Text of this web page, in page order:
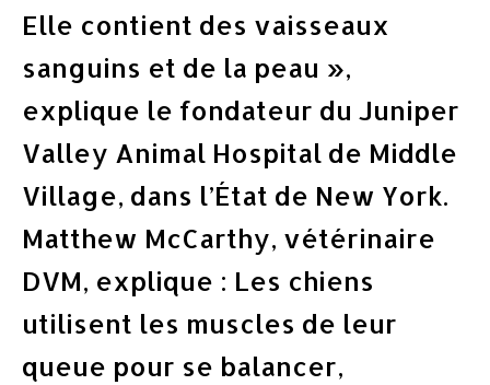
Elle contient des vaisseaux
sanguins et de la peau »,
explique le fondateur du Juniper
Valley Animal Hospital de Middle
Village, dans l’État de New York.
Matthew McCarthy, vétérinaire
DVM, explique : Les chiens
utilisent les muscles de leur
queue pour se balancer,